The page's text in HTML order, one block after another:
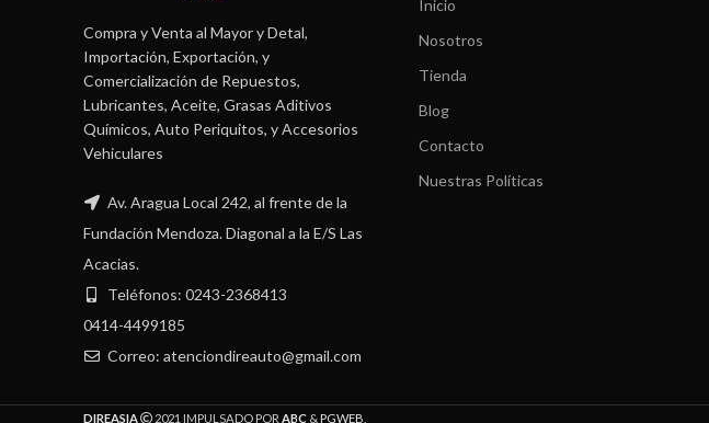
Compra y Venta al Mayor y Detal,
Importación, Exportación, y
Comercialización de Repuestos,
Lubricantes, Aceite, Grasas Aditivos
Químicos, Auto Periquitos, y Accesorios
Vehiculares
Av. Aragua Local 242, al frente de la
Fundación Mendoza. Diagonal a la E/S Las
Acacias.
Teléfonos: 0243-2368413
0414-4499185
Correo: atenciondireauto@gmail.com
Inicio
Nosotros
Tienda
Blog
Contacto
Nuestras Políticas
DIREASIA 2021 IMPULSADO POR ABC &PGWEB